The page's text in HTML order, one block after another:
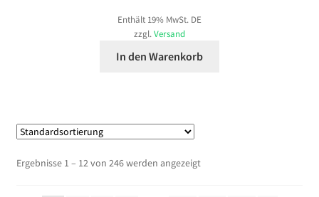
Enthält 19% MwSt. DE
zzgl.Versand
In den Warenkorb
Ergebnisse 1 – 12 von 246 werden angezeigt